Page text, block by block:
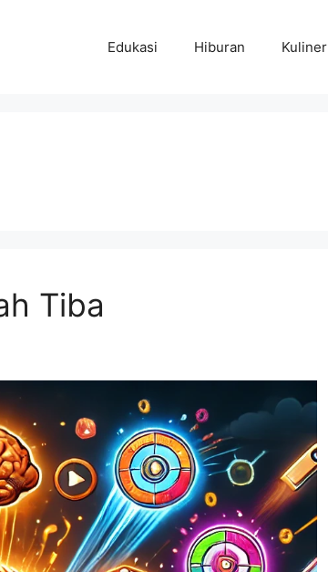
Edukasi Hiburan Kuliner
Tiba